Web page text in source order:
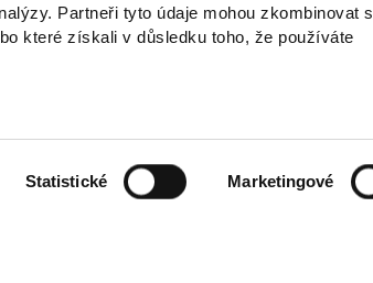
Partneři tyto údaje mohou zkombinovat s
které získali v důsledku toho, že používáte
Statistické Marketingové